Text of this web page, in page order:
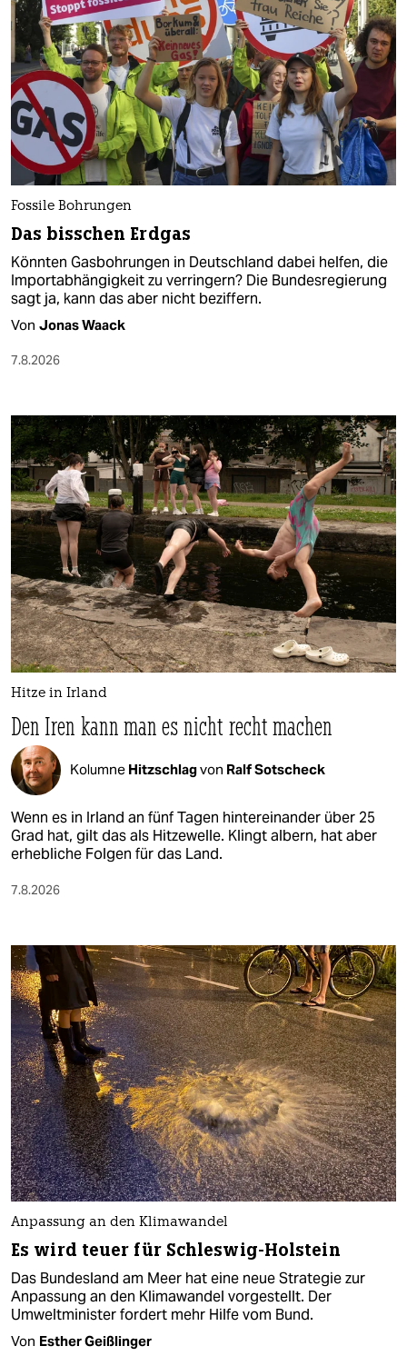
Fossile Bohrungen
Das bisschen Erdgas
Könnten Gasbohrungen in Deutschland dabei helfen, die
Importabhängigkeit zu verringern? Die Bundesregierung
sagt ja, kann das aber nicht beziffern.
Von Jonas Waack
7.8.2026
Hitze in Irland
Den Iren kann man es nicht recht machen
Kolumne Hitzschlagvon Ralf Sotscheck
Wenn es in Irland an fünf Tagen hintereinander über 25
Grad hat, gilt das als Hitzewelle. Klingt albern, hat aber
erhebliche Folgen für das Land.
7.8.2026
Anpassung an den Klimawandel
Es wird teuer für Schleswig-Holstein
Das Bundesland am Meer hat eine neue Strategie zur
Anpassung an den Klimawandel vorgestellt. Der
Umweltminister fordert mehr Hilfe vom Bund.
Von Esther Geißlinger